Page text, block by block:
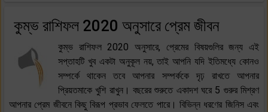
কুম্ভ রাশিফল 2020 অনুসারে প্রেম জীবন
কুম্ভ রাশিফল 2020 অনুসারে, প্রেমের বিষয়গুলির জন্য এই
সপ্তাহটি খুব একটা অনুকূল নয়, তাই আপনি যদি ইতিমধ্যে কোনও
সম্পর্কে থাকেন তবে আপনার সম্পর্ককে দৃঢ় রাখতে আপনার
প্রিয়তমাকে খুশি রাখুন। বছরের শুরুতে একাদশ ঘরে 5 গুরুর মিশ্রণ
আপনার প্রেম জীবনে কিছু বিরূপ প্রভাব ফেলতে পারে। বিভিন্ন ধরণের জিনিস এবং